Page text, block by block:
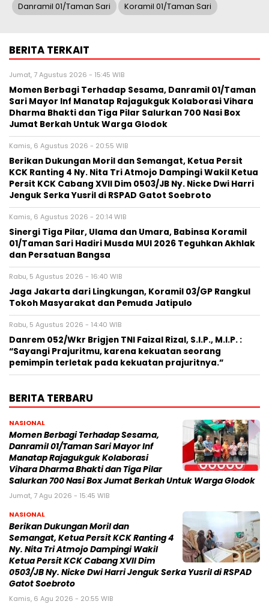
Danramil 01/Taman Sari Koramil 01/Taman Sari
BERITA TERKAIT
Jumat, 7 Agustus 2026 - 15:45 WIB
Momen Berbagi Terhadap Sesama, Danramil 01/Taman
Sari Mayor Inf Manatap Rajagukguk Kolaborasi Vihara
Dharma Bhakti dan Tiga Pilar Salurkan 700 Nasi Box
Jumat Berkah Untuk Warga Glodok
Kamis, 6 Agustus 2026 - 20:55 WIB
Berikan Dukungan Moril dan Semangat, Ketua Persit
KCK Ranting 4 Ny. Nita Tri Atmojo Dampingi Wakil Ketua
Persit KCK Cabang XVII Dim 0503/JB Ny. Nicke Dwi Harri
Jenguk Serka Yusril di RSPAD Gatot Soebroto
Kamis, 6 Agustus 2026 - 20:14 WIB
Sinergi Tiga Pilar, Ulama dan Umara, Babinsa Koramil
01/Taman Sari Hadiri Musda MUI 2026 Teguhkan Akhlak
dan Persatuan Bangsa
Rabu, 5 Agustus 2026 - 16:40 WIB
Jaga Jakarta dari Lingkungan, Koramil 03/GP Rangkul
Tokoh Masyarakat dan Pemuda Jatipulo
Rabu, 5 Agustus 2026 - 14:40 WIB
Danrem 052/Wkr Brigjen TNI Faizal Rizal, S.I.P., M.I.P. :
“Sayangi Prajuritmu, karena kekuatan seorang
pemimpin terletak pada kekuatan prajuritnya.”
BERITA TERBARU
NASIONAL
Momen Berbagi Terhadap Sesama,
Danramil 01/Taman Sari Mayor Inf
Manatap Rajagukguk Kolaborasi
Vihara Dharma Bhakti dan Tiga Pilar
Salurkan 700 Nasi Box Jumat Berkah Untuk Warga Glodok
Jumat, 7 Agu 2026 - 15:45 WIB
NASIONAL
Berikan Dukungan Moril dan
Semangat, Ketua Persit KCK Ranting 4
Ny. Nita Tri Atmojo Dampingi Wakil
Ketua Persit KCK Cabang XVII Dim
0503/JB Ny. Nicke Dwi Harri Jenguk Serka Yusril di RSPAD
Gatot Soebroto
Kamis, 6 Agu 2026 - 20:55 WIB